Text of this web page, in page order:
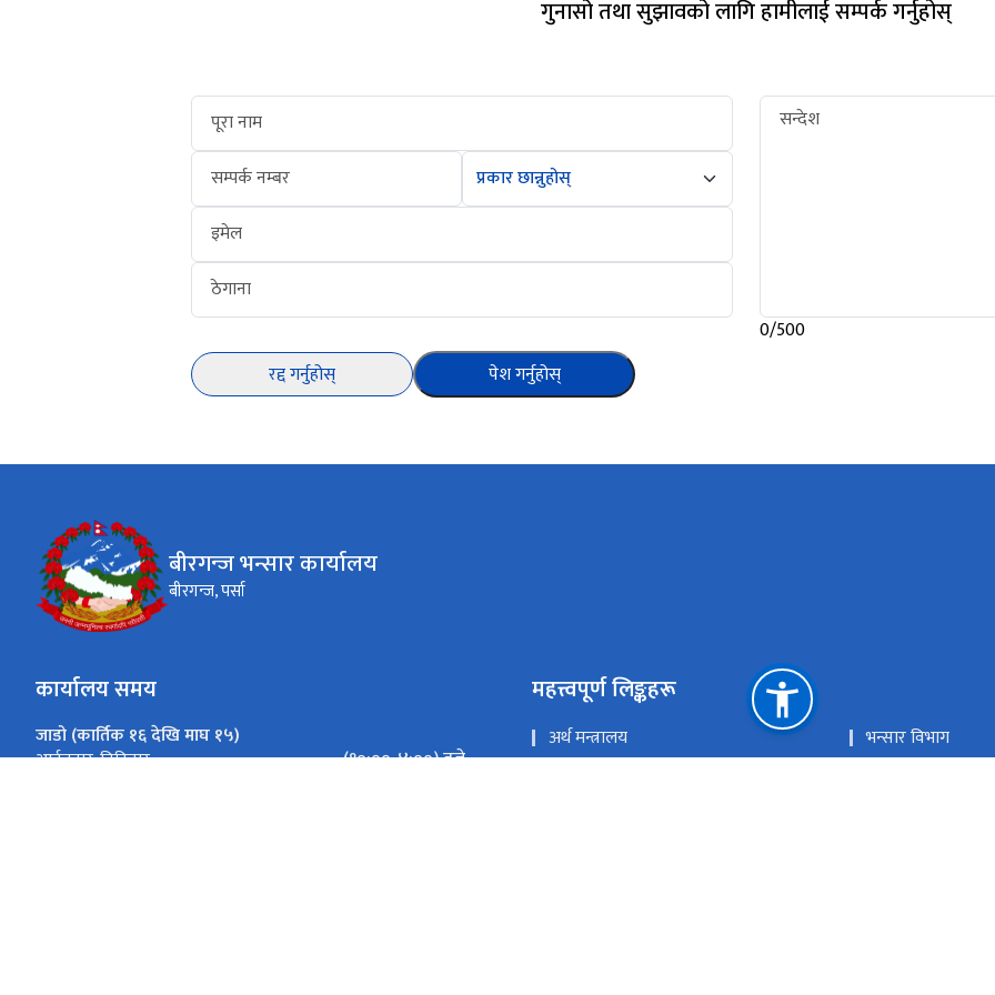
गुनासो तथा सुझावको लागि हामीलाई सम्पर्क गर्नुहोस्
पूरा नाम
सम्पर्क नम्बर
इमेल
ठेगाना
सन्देश
0/500
रद्द गर्नुहोस्
पेश गर्नुहोस्
बीरगन्ज भन्सार कार्यालय
बीरगन्ज, पर्सा
कार्यालय समय
जाडो (कार्तिक १६ देखि माघ १५)
आईतवार-विहिवार
(१०:००-४:००) बजे
महत्त्वपूर्ण लिङ्कहरू
अर्थ मन्त्रालय
भन्सार विभाग